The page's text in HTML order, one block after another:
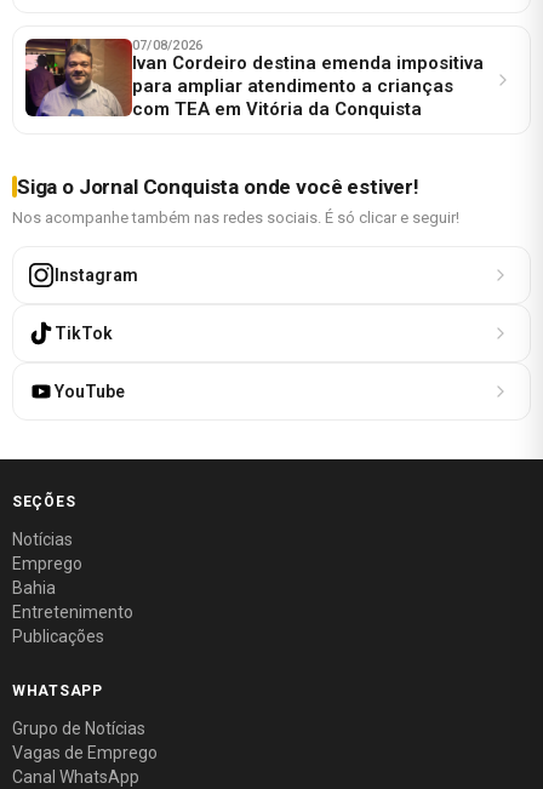
07/08/2026
Ivan Cordeiro destina emenda impositiva
para ampliar atendimento a crianças
com TEA em Vitória da Conquista
Siga o Jornal Conquista onde você estiver!
Nos acompanhe também nas redes sociais. É só clicar e seguir!
Instagram
TikTok
YouTube
SEÇÕES
Notícias
Emprego
Bahia
Entretenimento
Publicações
WHATSAPP
Grupo de Notícias
Vagas de Emprego
Canal WhatsApp